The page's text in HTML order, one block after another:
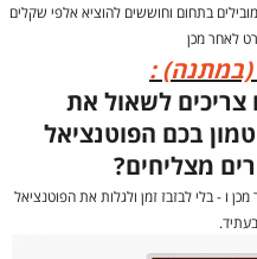
נערך במיוחד עבור אלו שרוצים להיות Barbers מובילים בתחום וחוששים להוציא אלפי שקלים
לאחר מכן
:
לשאול את
בכם הפוטנציאל
מצליחים?
ו - בלי לבזבז זמן ולגלות את הפוטנציאל